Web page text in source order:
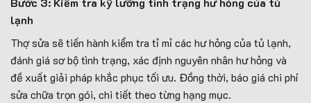
lạnh
Thợ sửa sẽ tiến hành kiểm tra tỉ mỉ các hư hỏng của tủ lạnh,
đánh giá sơ bộ tình trạng, xác định nguyên nhân hư hỏng và
đề xuất giải pháp khắc phục tối ưu. Đồng thời, báo giá chi phí
sửa chữa trọn gói, chi tiết theo từng hạng mục.